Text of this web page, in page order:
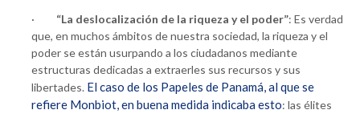
· “La deslocalización de la riqueza y el poder”: Es verdad
que, en muchos ámbitos de nuestra sociedad, la riqueza y el
poder se están usurpando a los ciudadanos mediante
estructuras dedicadas a extraerles sus recursos y sus
libertades. El caso de los Papeles de Panamá, al que se
refiere Monbiot, en buena medida indicaba esto: las élites